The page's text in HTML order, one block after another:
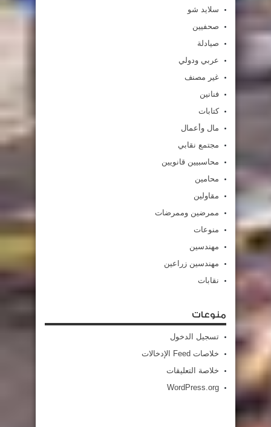
سلايد شو
صحفيين
صيادلة
عربي ودولي
غير مصنف
فنانين
كتابات
مال وأعمال
مجتمع نقابي
محاسبيين قانويين
محامين
مقاولين
ممرضين وممرضات
منوعات
مهندسين
مهندسين زراعين
نقابات
منوعات
تسجيل الدخول
خلاصات Feed الإدخالات
خلاصة التعليقات
WordPress.org